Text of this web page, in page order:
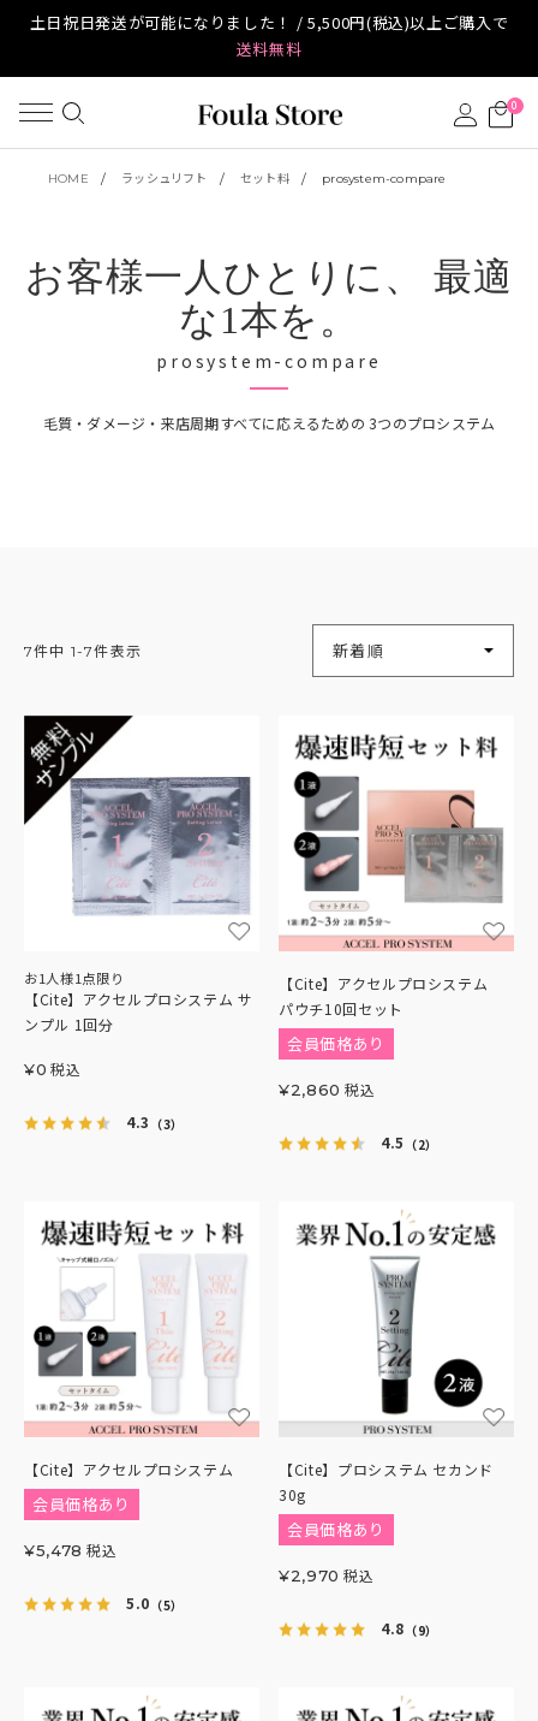
土日祝日発送が可能になりました！ / 5,500円(税込)以上ご購入で
送料無料
0
HOME ラッシュリフト セット料 prosystem-compare
お客様一人ひとりに、 最適
な1本を。
prosystem-compare
毛質・ダメージ・来店周期すべてに応えるための 3つのプロシステム
並び替え
新着順
7件中 1-7件表示
お1人様1点限り
【Cite】アクセルプロシステム サ
ンプル 1回分
¥0 税込
4.3 （3）
【Cite】アクセルプロシステム
パウチ10回セット
会員価格あり
¥2,860 税込
4.5 （2）
【Cite】アクセルプロシステム
会員価格あり
¥5,478 税込
5.0 （5）
【Cite】プロシステム セカンド
30g
会員価格あり
¥2,970 税込
4.8 （9）